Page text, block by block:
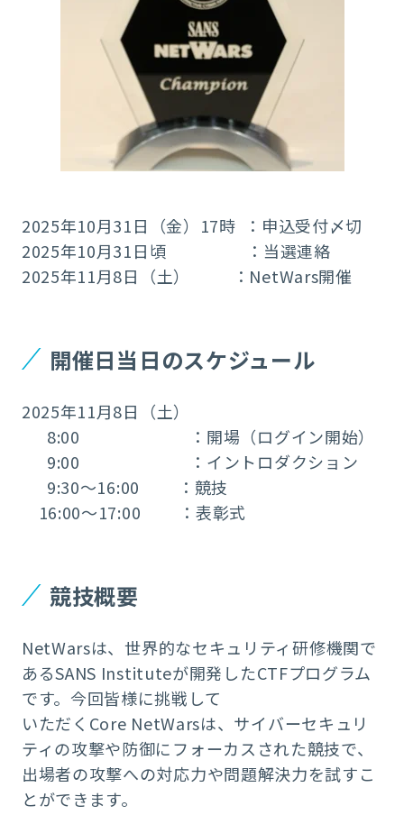
2025年10月31日（金）17時 ：申込受付〆切
2025年10月31日頃 ：当選連絡
2025年11月8日（土） ：NetWars開催
開催日当日のスケジュール
2025年11月8日（土）
8:00 ：開場（ログイン開始）
9:00 ：イントロダクション
9:30～16:00 ：競技
16:00～17:00 ：表彰式
競技概要
NetWarsは、世界的なセキュリティ研修機関で
あるSANS Instituteが開発したCTFプログラム
です。今回皆様に挑戦して
いただくCore NetWarsは、サイバーセキュリ
ティの攻撃や防御にフォーカスされた競技で、
出場者の攻撃への対応力や問題解決力を試すこ
とができます。